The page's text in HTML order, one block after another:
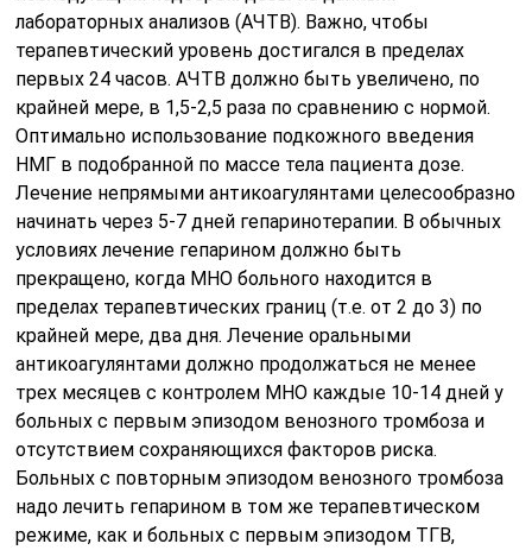
лабораторных анализов (АЧТВ). Важно, чтобы
терапевтический уровень достигался в пределах
первых 24 часов. АЧТВ должно быть увеличено, по
крайней мере, в 1,5-2,5 раза по сравнению с нормой.
Оптимально использование подкожного введения
НМГ в подобранной по массе тела пациента дозе.
Лечение непрямыми антикоагулянтами целесообразно
начинать через 5-7 дней гепаринотерапии. В обычных
условиях лечение гепарином должно быть
прекращено, когда МНО больного находится в
пределах терапевтических границ (т.е. от 2 до 3) по
крайней мере, два дня. Лечение оральными
антикоагулянтами должно продолжаться не менее
трех месяцев с контролем МНО каждые 10-14 дней у
больных с первым эпизодом венозного тромбоза и
отсутствием сохраняющихся факторов риска.
Больных с повторным эпизодом венозного тромбоза
надо лечить гепарином в том же терапевтическом
режиме, как и больных с первым эпизодом ТГВ,